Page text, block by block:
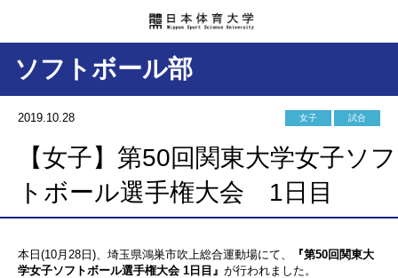
ソフトボール部
2019.10.28 女子 試合
【女子】第50回関東大学女子ソフ
トボール選手権大会 1日目
本日(10月28日)、埼玉県鴻巣市吹上総合運動場にて、
『第50回関東大
学女子ソフトボール選手権大会 1日目』 が行われました。